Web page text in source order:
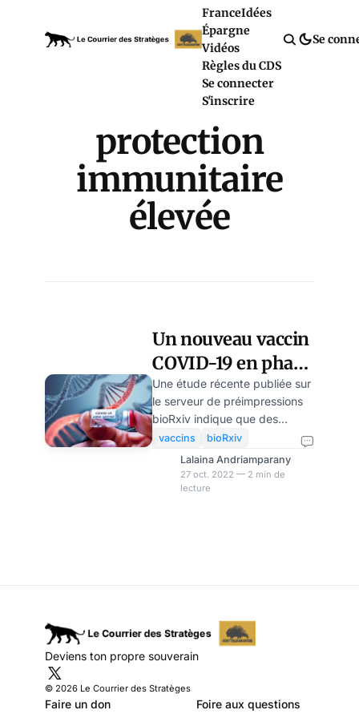
FranceIdées
Épargne
Vidéos
Règles du CDS
Se connecter
S'inscrire
Se
protection
immunitaire
élevée
Un nouveau vaccin
COVID-19 en phase
expérimentale: la
recherche tâtonne,
bien loin des
certitudes des
gouvernants
Une étude récente publiée sur
le serveur de préimpressions
bioRxiv indique que des
chercheurs auraient mis au
point un nouveau vaccin
contre le Covid-19. Il est
intéressant de constater que,
autorités sanitaires avancent
systématiquement le fameux «
rapport bénéfice-risque ». Big
pharma et nos dirigeant
vaccins
bioRxiv
Lalaina Andriamparany
27 oct. 2022 — 2 min de
lecture
Deviens ton propre souverain
© 2026 Le Courrier des Stratèges
Faire un don Foire aux questions